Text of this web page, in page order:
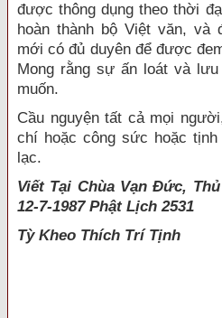
được thông dụng theo thời
hoàn thành bộ Việt văn, và
mới có đủ duyên để được
Mong rằng sự ấn loát và
muốn.
Cầu nguyện tất cả mọi
chí hoặc công sức hoặc
lạc.
Viết Tại Chùa Vạn Đức,
12-7-1987 Phật Lịch 2531
Tỳ Kheo Thích Trí Tịnh